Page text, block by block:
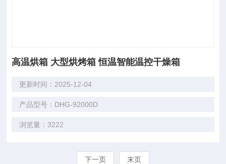
高温烘箱 大型烘烤箱 恒温智能温控干燥箱
更新时间：2025-12-04
产品型号：DHG-92000D
浏览量：3222
下一页 末页